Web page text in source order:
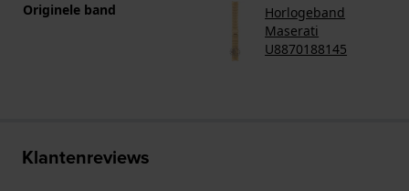
Originele band
Horlogeband
Maserati
U8870188145
Klantenreviews